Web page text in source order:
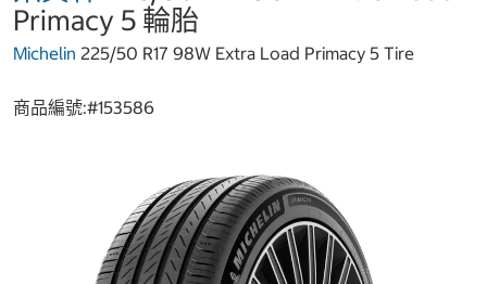
Primacy 5 輪胎
Michelin 225/50 R17 98W Extra Load Primacy 5 Tire
商品編號:#153586